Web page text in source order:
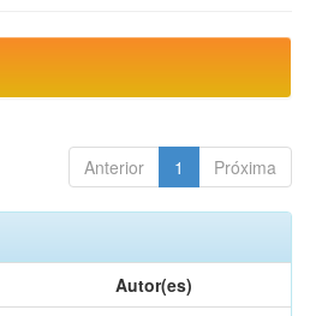
Anterior 1 Próxima
Autor(es)